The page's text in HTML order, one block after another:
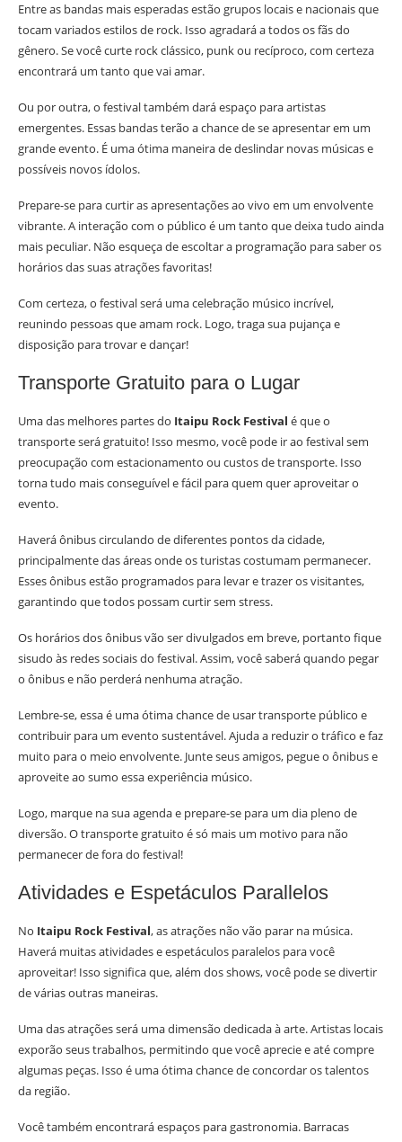
Entre as bandas mais esperadas estão grupos locais e nacionais que
tocam variados estilos de rock. Isso agradará a todos os fãs do
gênero. Se você curte rock clássico, punk ou recíproco, com certeza
encontrará um tanto que vai amar.
Ou por outra, o festival também dará espaço para artistas
emergentes. Essas bandas terão a chance de se apresentar em um
grande evento. É uma ótima maneira de deslindar novas músicas e
possíveis novos ídolos.
Prepare-se para curtir as apresentações ao vivo em um envolvente
vibrante. A interação com o público é um tanto que deixa tudo ainda
mais peculiar. Não esqueça de escoltar a programação para saber os
horários das suas atrações favoritas!
Com certeza, o festival será uma celebração músico incrível,
reunindo pessoas que amam rock. Logo, traga sua pujança e
disposição para trovar e dançar!
Transporte Gratuito para o Lugar
Uma das melhores partes do Itaipu Rock Festival é que o
transporte será gratuito! Isso mesmo, você pode ir ao festival sem
preocupação com estacionamento ou custos de transporte. Isso
torna tudo mais conseguível e fácil para quem quer aproveitar o
evento.
Haverá ônibus circulando de diferentes pontos da cidade,
principalmente das áreas onde os turistas costumam permanecer.
Esses ônibus estão programados para levar e trazer os visitantes,
garantindo que todos possam curtir sem stress.
Os horários dos ônibus vão ser divulgados em breve, portanto fique
sisudo às redes sociais do festival. Assim, você saberá quando pegar
o ônibus e não perderá nenhuma atração.
Lembre-se, essa é uma ótima chance de usar transporte público e
contribuir para um evento sustentável. Ajuda a reduzir o tráfico e faz
muito para o meio envolvente. Junte seus amigos, pegue o ônibus e
aproveite ao sumo essa experiência músico.
Logo, marque na sua agenda e prepare-se para um dia pleno de
diversão. O transporte gratuito é só mais um motivo para não
permanecer de fora do festival!
Atividades e Espetáculos Parallelos
No Itaipu Rock Festival, as atrações não vão parar na música.
Haverá muitas atividades e espetáculos paralelos para você
aproveitar! Isso significa que, além dos shows, você pode se divertir
de várias outras maneiras.
Uma das atrações será uma dimensão dedicada à arte. Artistas locais
exporão seus trabalhos, permitindo que você aprecie e até compre
algumas peças. Isso é uma ótima chance de concordar os talentos
da região.
Você também encontrará espaços para gastronomia. Barracas